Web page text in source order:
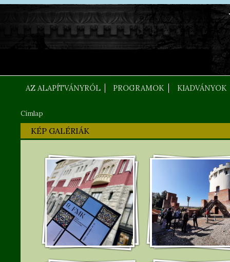
Ugrás a tartalomra
FEJLEC SZOVEG
AZ ALAPÍTVÁNYRÓL PROGRAMOK KIADVÁNYOK
Jelenlegi hely
Címlap
KÉP GALÉRIÁK